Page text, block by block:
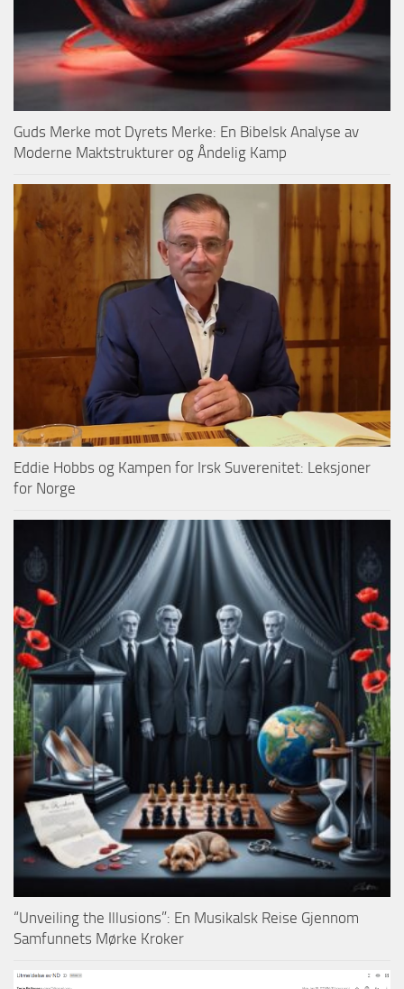
Guds Merke mot Dyrets Merke: En Bibelsk Analyse av
Moderne Maktstrukturer og Åndelig Kamp
Eddie Hobbs og Kampen for Irsk Suverenitet: Leksjoner
for Norge
“Unveiling the Illusions”: En Musikalsk Reise Gjennom
Samfunnets Mørke Kroker